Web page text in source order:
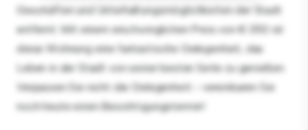
Geschäften und Unterhaltungsmöglichkeiten der Stadt
entfernt. Mit einem erschwinglichen Preis von € 350 ist
diese Wohnung eine fantastische Gelegenheit, das
Leben in der Stadt von seiner besten Seite zu genießen.
Verpassen Sie nicht die Gelegenheit - vereinbaren Sie
noch heute einen Besichtigungstermin!